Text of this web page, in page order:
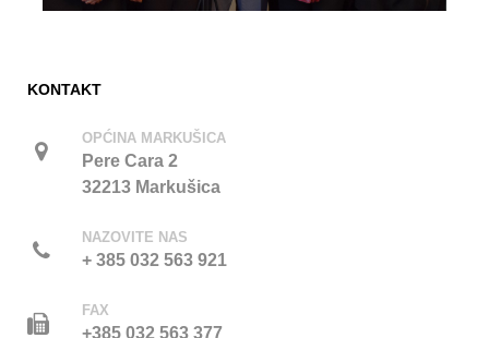
KONTAKT
OPĆINA MARKUŠICA
Pere Cara 2
32213 Markušica
NAZOVITE NAS
+ 385 032 563 921
FAX
+385 032 563 377